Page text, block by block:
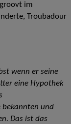
im
Troubadour
wenn er seine
eine Hypothek
bekannten und
Das ist das